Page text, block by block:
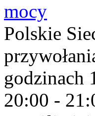
mocy
Polskie
godzinach
20:00 -